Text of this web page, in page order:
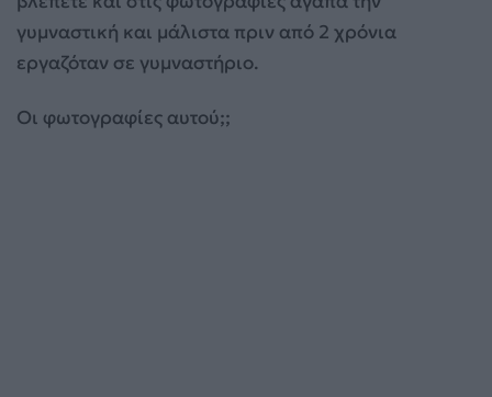
γυμναστική και μάλιστα πριν από 2 χρόνια
εργαζόταν σε γυμναστήριο.
Οι φωτογραφίες αυτού;;